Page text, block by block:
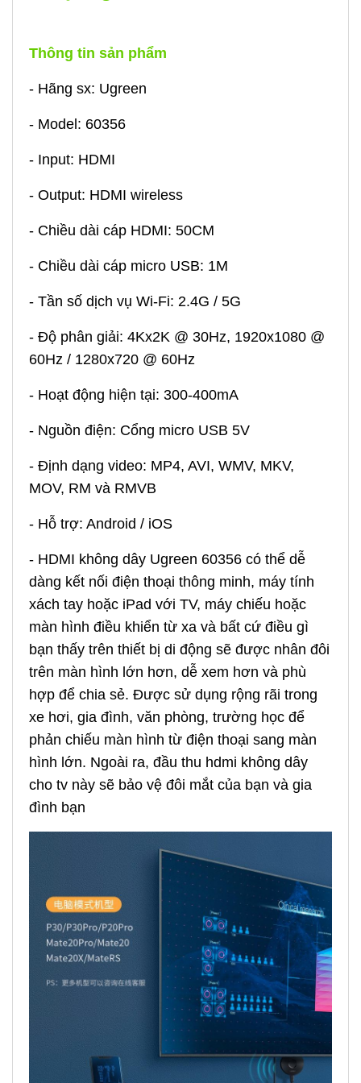
Thông tin sản phẩm
- Hãng sx: Ugreen
- Model: 60356
- Input: HDMI
- Output: HDMI wireless
- Chiều dài cáp HDMI: 50CM
- Chiều dài cáp micro USB: 1M
- Tần số dịch vụ Wi-Fi: 2.4G / 5G
- Độ phân giải: 4Kx2K @ 30Hz, 1920x1080 @
60Hz / 1280x720 @ 60Hz
- Hoạt động hiện tại: 300-400mA
- Nguồn điện: Cổng micro USB 5V
- Định dạng video: MP4, AVI, WMV, MKV,
MOV, RM và RMVB
- Hỗ trợ: Android / iOS
- HDMI không dây Ugreen 60356 có thể dễ
dàng kết nối điện thoại thông minh, máy tính
xách tay hoặc iPad với TV, máy chiếu hoặc
màn hình điều khiển từ xa và bất cứ điều gì
bạn thấy trên thiết bị di động sẽ được nhân đôi
trên màn hình lớn hơn, dễ xem hơn và phù
hợp để chia sẻ. Được sử dụng rộng rãi trong
xe hơi, gia đình, văn phòng, trường học để
phản chiếu màn hình từ điện thoại sang màn
hình lớn. Ngoài ra, đầu thu hdmi không dây
cho tv này sẽ bảo vệ đôi mắt của bạn và gia
đình bạn